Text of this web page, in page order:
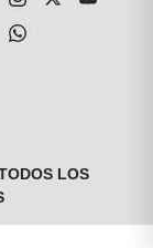
LOS